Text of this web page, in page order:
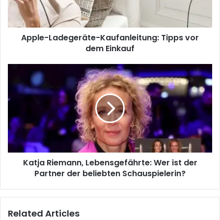
Apple-Ladegeräte-Kaufanleitung: Tipps vor
dem Einkauf
Katja Riemann, Lebensgefährte: Wer ist der
Partner der beliebten Schauspielerin?
Related Articles